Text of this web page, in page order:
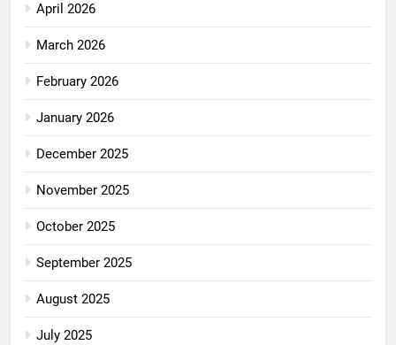
April 2026
March 2026
February 2026
January 2026
December 2025
November 2025
October 2025
September 2025
August 2025
July 2025